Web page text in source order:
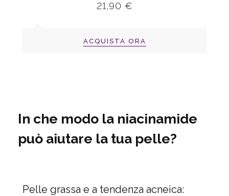
21,90 €
ACQUISTA ORA
In che modo la niacinamide
può aiutare la tua pelle?
Pelle grassa e a tendenza acneica: